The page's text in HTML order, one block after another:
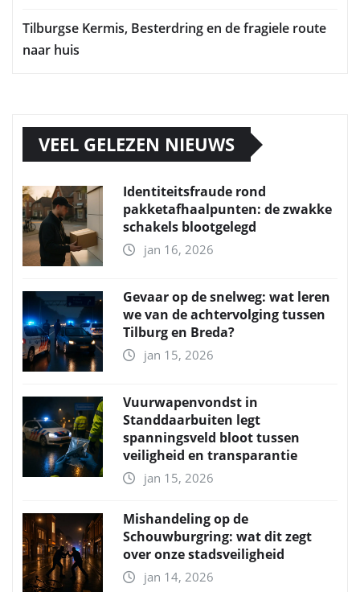
Tilburgse Kermis, Besterdring en de fragiele route
naar huis
VEEL GELEZEN NIEUWS
Identiteitsfraude rond
pakketafhaalpunten: de zwakke
schakels blootgelegd
jan 16, 2026
Gevaar op de snelweg: wat leren
we van de achtervolging tussen
Tilburg en Breda?
jan 15, 2026
Vuurwapenvondst in
Standdaarbuiten legt
spanningsveld bloot tussen
veiligheid en transparantie
jan 15, 2026
Mishandeling op de
Schouwburgring: wat dit zegt
over onze stadsveiligheid
jan 14, 2026